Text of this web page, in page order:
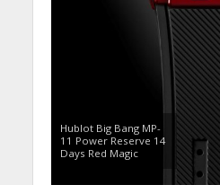
Hublot Big Bang MP-
11 Power Reserve 14
Days Red Magic